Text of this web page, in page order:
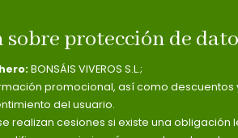
protección de
BONSÁIS VIVEROS S.L.;
promocional, así como descuentos
del usuario.
realizan cesiones si existe una obligación